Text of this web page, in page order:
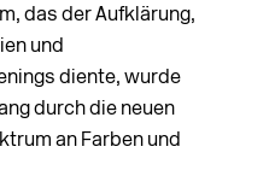
das der Aufklärung,
und
diente, wurde
durch die neuen
an Farben und